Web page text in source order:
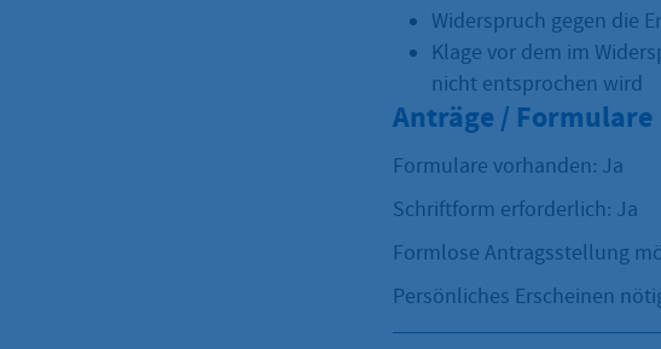
Widerspruch gegen die
Klage vor dem im
nicht entsprochen wird
Anträge / Formulare
Formulare vorhanden: Ja
Schriftform erforderlich: Ja
Formlose Antragsstellung
Persönliches Erscheinen